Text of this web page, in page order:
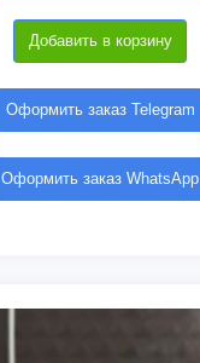
Добавить в корзину
Оформить заказ Telegram
Оформить заказ WhatsApp